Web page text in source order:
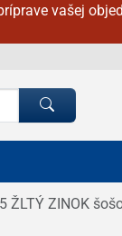
vašej
ŽLTÝ ZINOK